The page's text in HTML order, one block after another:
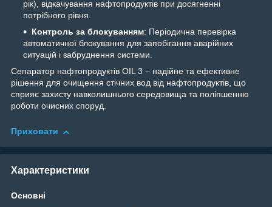
рік), відкачування нафтопродуктів при досягненні
потрібного рівня.
Контроль за блокуванням: Періодична перевірка
автоматичної блокування для запобігання аварійних
ситуацій і забруднення системи.
Сепаратор нафтопродуктів OIL 3 – надійне та ефективне
рішення для очищення стічних вод від нафтопродуктів, що
сприяє захисту навколишнього середовища та поліпшенню
роботи очисних споруд.
Приховати
Характеристики
Основні